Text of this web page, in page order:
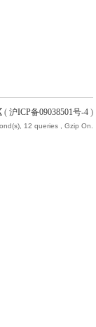
( 沪ICP备09038501号-4 )
12 queries , Gzip On.